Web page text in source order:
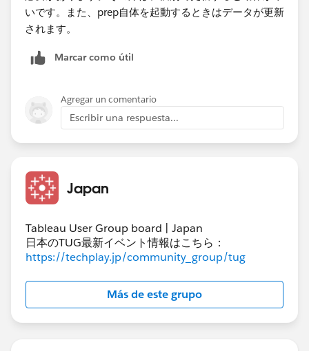
以上、よろしくお願いいたします。
いです。また、prep自体を起動するときはデータが更新
されます。
Marcar como útil
Agregar un comentario
Escribir una respuesta...
Japan
Tableau User Group board | Japan
日本のTUG最新イベント情報はこちら：
https://techplay.jp/community_group/tug
Más de este grupo